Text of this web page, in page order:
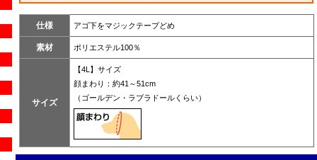
仕様 アゴ下をマジックテープどめ
素材 ポリエステル100％
サイズ
【4L】サイズ
顔まわり：約41～51cm
（ゴールデン・ラブラドールくらい）